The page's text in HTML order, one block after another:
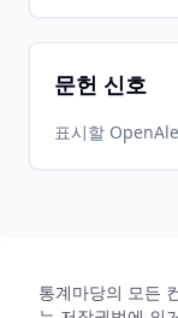
문헌 신호
표시할
통계마당의 모든